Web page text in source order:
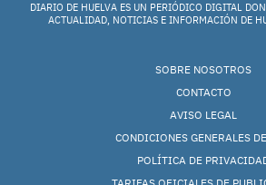
DIARIO DE HUELVA ES UN PERIÓDICO DIGITAL
ACTUALIDAD, NOTICIAS E INFORMACIÓN DE
SOBRE NOSOTROS
CONTACTO
AVISO LEGAL
CONDICIONES GENERALES
POLÍTICA DE